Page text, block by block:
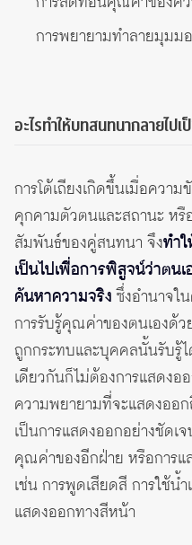
การพยายามทำลายมุมม
อะไรทำให้บทสนทนากลายไปเ
การโต้เถียงเกิดขึ้นเมื่อควา
คุกคามตัวตนและสถานะ ห
สัมพันธ์ของคู่สนทนา จึงทำ
เป็นไปเพื่อการพิสูจน์ว่าตน
ค้นหาความจริงซึ่งอำนาจใ
การรับรู้คุณค่าของตนเองด้
ถูกกระทบและบุคคลนั้นรับ
เดียวกันก็ไม่ต้องการแสดงอ
ความพยายามที่จะแสดงออ
เป็นการแสดงออกอย่างชัดเ
คุณค่าของอีกฝ่าย หรือการแ
เช่น การพูดเสียดสี การใช้น้
แสดงออกทางสีหน้า